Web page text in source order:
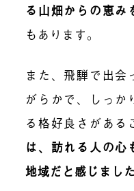
る山畑からの恵み
もあります。
また、飛騨で出会
がらかで、しっか
る格好良さがある
は、 訪れる人の心
地域だと感じました